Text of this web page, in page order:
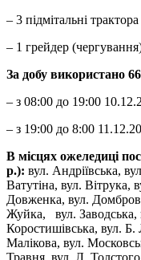
– 3 підмітальні
– 1 грейдер
За добу використано
– з 08:00 до 19:00
– з 19:00 до 8:00
В місцях ожеледиці
р.): вул. Андріївська,
Ватутіна, вул. Вітрука,
Довженка, вул.
Жуйка, вул. Заводська,
Коростишівська, вул.
Малікова, вул.
Травня, вул. Л.